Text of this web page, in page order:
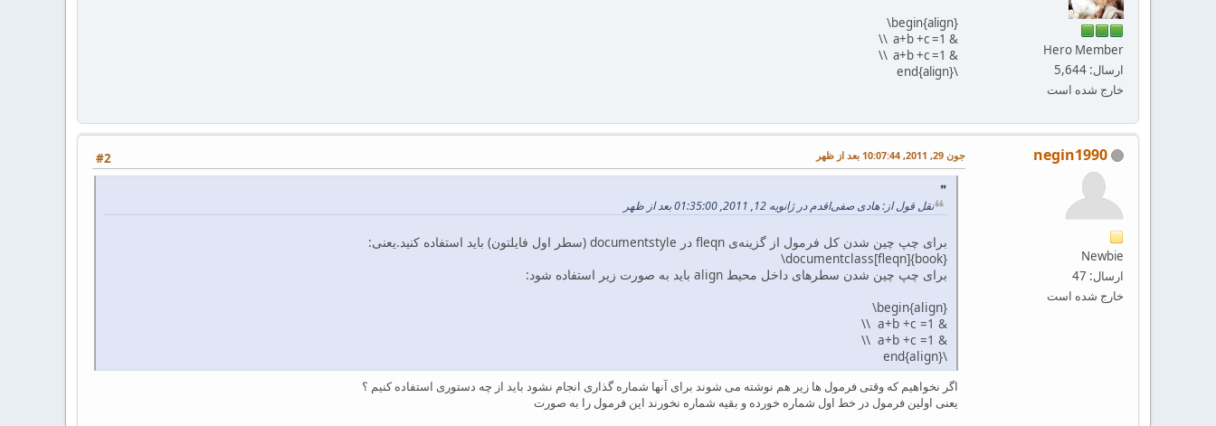
Hero Member
ارسال: 5,644
خارج شده است
‪\begin{align}
& a+b +c =1 \\
& a+b +c =1 \\
\end{align}‬
negin1990
Newbie
ارسال: 47
خارج شده است
#2 جون 29, 2011, 10:07:44 بعد از ظهر
نقل قول از: هادی صفی‌اقدم در ژانویه 12, 2011, 01:35:00 بعد از ظهر
برای چپ چین شدن کل فرمول از گزینه‌ی fleqn در documentstyle (سطر اول فایلتون) باید استفاده کنید.یعنی:
‪‎\documentclass[‎fleqn]{book}‎
برای چپ چین شدن سطرهای داخل محیط align باید به صورت زیر استفاده شود:
‪\begin{align}
& a+b +c =1 \\
& a+b +c =1 \\
\end{align}‬
اگر نخواهیم که وقتی فرمول ها زیر هم نوشته می شوند برای آنها شماره گذاری انجام نشود باید از چه دستوری استفاده کنیم ؟
یعنی اولین فرمول در خط اول شماره خورده و بقیه شماره نخورند این فرمول را به صورت